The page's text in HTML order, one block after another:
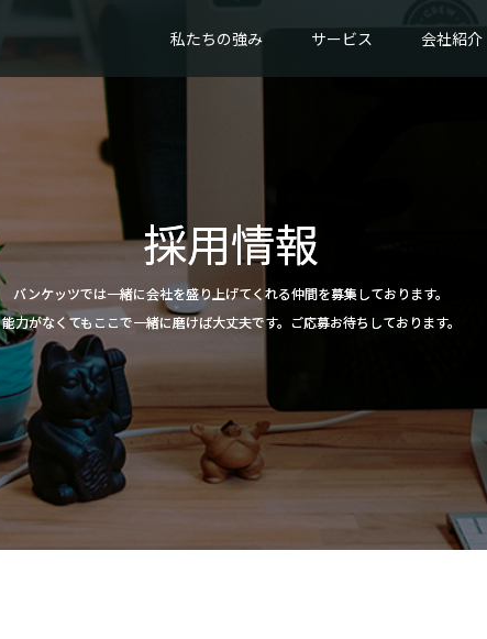
私たちの強み サービス 会社紹介
採用情報
バンケッツでは一緒に会社を盛り上げてくれる仲間を募集しております。
能力がなくてもここで一緒に磨けば大丈夫です。ご応募お待ちしております。